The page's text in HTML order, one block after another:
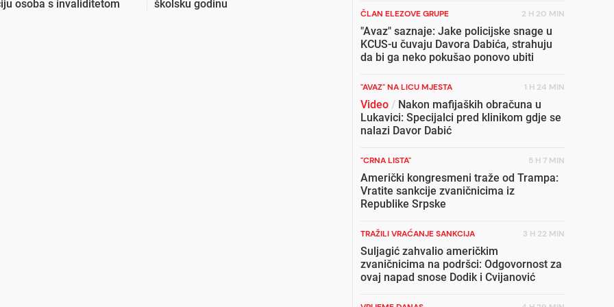
osoba s invaliditetom
školsku godinu
ČLAN ELEZOVE GRUPE 2 H 20 MIN
"Avaz" saznaje: Jake policijske snage u
KCUS-u čuvaju Davora Dabića, strahuju
da bi ga neko pokušao ponovo ubiti
"AVAZ" NA LICU MJESTA 1 H 24 MIN
Video / Nakon mafijaških obračuna u
Lukavici: Specijalci pred klinikom gdje se
nalazi Davor Dabić
"CRNA LISTA" 5 H 7 MIN
Američki kongresmeni traže od Trampa:
Vratite sankcije zvaničnicima iz
Republike Srpske
TRAŽILI VRAĆANJE SANKCIJA 3 H 22 MIN
Suljagić zahvalio američkim
zvaničnicima na podršci: Odgovornost za
ovaj napad snose Dodik i Cvijanović